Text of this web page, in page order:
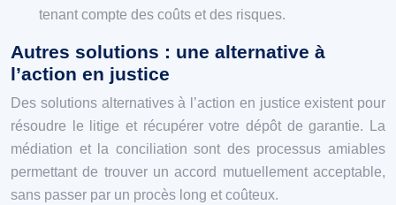
tenant compte des coûts et des risques.
Autres solutions : une alternative à
l’action en justice
Des solutions alternatives à l’action en justice existent pour
résoudre le litige et récupérer votre dépôt de garantie. La
médiation et la conciliation sont des processus amiables
permettant de trouver un accord mutuellement acceptable,
sans passer par un procès long et coûteux.